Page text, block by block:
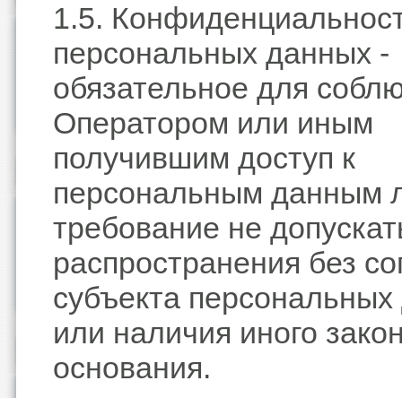
1.5.
персональных данных -
обязательное для
Оператором или иным
получившим доступ к
персональным данным
требование не
распространения без
субъекта
или наличия иного
основания.